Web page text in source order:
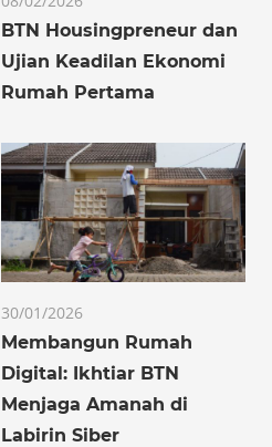
BTN Housingpreneur dan
Ujian Keadilan Ekonomi
Rumah Pertama
30/01/2026
Membangun Rumah
Digital: Ikhtiar BTN
Menjaga Amanah di
Labirin Siber